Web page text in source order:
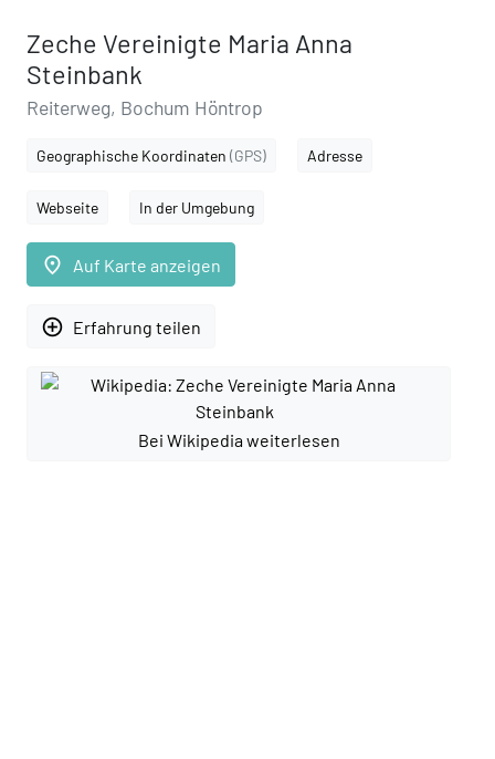
Zeche Vereinigte Maria Anna
Steinbank
Reiterweg, Bochum Höntrop
Geographische Koordinaten (GPS) Adresse
Webseite In der Umgebung
place Auf Karte anzeigen
add_circle_outline Erfahrung teilen
Bei Wikipedia weiterlesen